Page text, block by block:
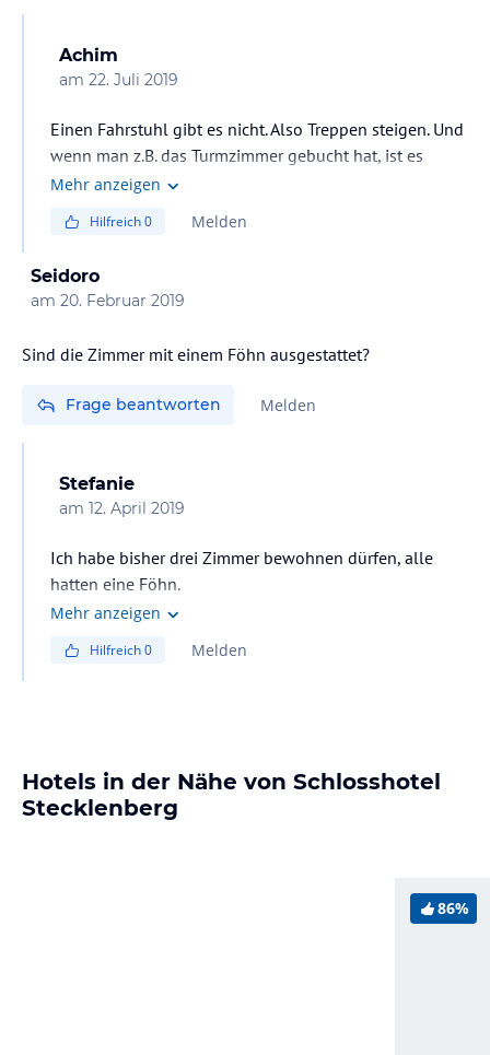
Achim
am 22. Juli 2019
Einen Fahrstuhl gibt es nicht. Also Treppen steigen. Und
wenn man z.B. das Turmzimmer gebucht hat, ist es
schon ein wenig beschwerlich. Aber es gibt ja auch
sich auf jeden Fall.
Aufenthalt
Mehr anzeigen
Hilfreich0 Melden
Seidoro
am 20. Februar 2019
Sind die Zimmer mit einem Föhn ausgestattet?
Frage beantworten Melden
Stefanie
am 12. April 2019
Ich habe bisher drei Zimmer bewohnen dürfen, alle
hatten eine Föhn.
Mehr anzeigen
Hilfreich0 Melden
Hotels in der Nähe von Schlosshotel
Stecklenberg
86%